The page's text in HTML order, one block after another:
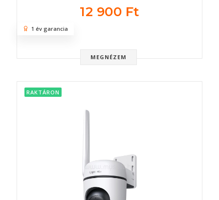
12 900 Ft
MEGNÉZEM
1 év garancia
RAKTÁRON